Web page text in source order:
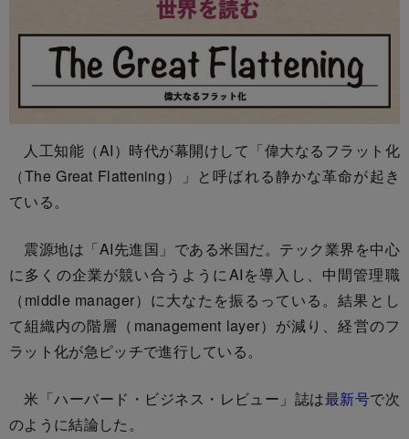
人工知能（AI）時代が幕開けして「偉大なるフラット化
（The Great Flattening）」と呼ばれる静かな革命が起き
ている。
震源地は「AI先進国」である米国だ。テック業界を中心
に多くの企業が競い合うようにAIを導入し、中間管理職
（middle manager）に大なたを振るっている。結果とし
て組織内の階層（management layer）が減り、経営のフ
ラット化が急ピッチで進行している。
米「ハーバード・ビジネス・レビュー」誌は最新号で次
のように結論した。